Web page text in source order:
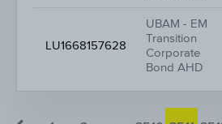
LU1668157628
UBAM - EM
Transition
Corporate
Bond AHD